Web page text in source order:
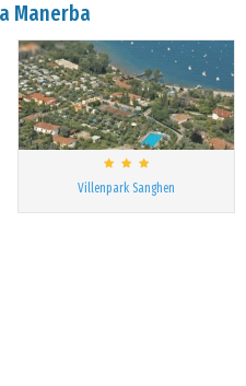
Manerba
Villenpark Sanghen